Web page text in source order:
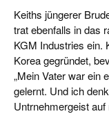
Keiths jüngerer
trat ebenfalls in das
KGM Industries ein.
Korea gegründet,
„Mein Vater war ein
gelernt. Und ich
Untrnehmergeist